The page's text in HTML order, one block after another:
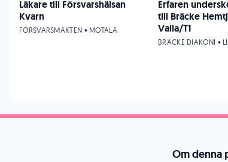
Om denna
Läkare till Försvarshälsan
Kvarn
FÖRSVARSMAKTEN • MOTALA
Erfaren
till Bräcke
Valla/T1
BRÄCKE DIAKONI •